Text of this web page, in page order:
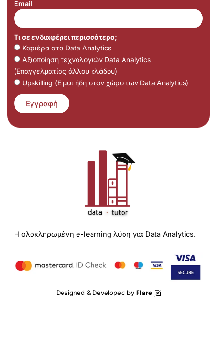
Email
Τι σε ενδιαφέρει περισσότερο;
Καριέρα στα Data Analytics
Αξιοποίηση τεχνολογιών Data Analytics
(Επαγγελματίας άλλου κλάδου)
Upskilling (Είμαι ήδη στον χώρο των Data Analytics)
Εγγραφή
Η ολοκληρωμένη e-learning λύση για Data Analytics.
Designed & Developed by Flare